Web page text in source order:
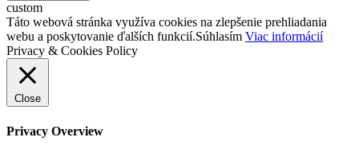
custom
Táto webová stránka využíva cookies na zlepšenie prehliadania
webu a poskytovanie ďalších funkcií.Súhlasím Viac informácií
Privacy & Cookies Policy
Close
Privacy Overview